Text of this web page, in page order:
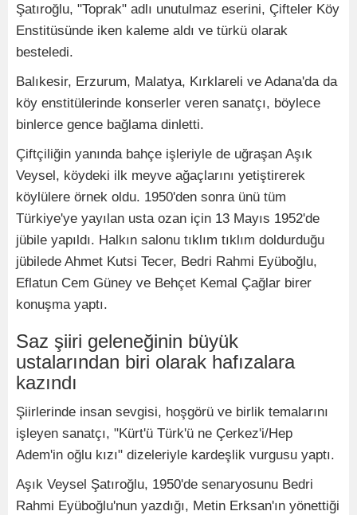
Şatıroğlu, "Toprak" adlı unutulmaz eserini, Çifteler Köy
Enstitüsünde iken kaleme aldı ve türkü olarak
besteledi.
Balıkesir, Erzurum, Malatya, Kırklareli ve Adana'da da
köy enstitülerinde konserler veren sanatçı, böylece
binlerce gence bağlama dinletti.
Çiftçiliğin yanında bahçe işleriyle de uğraşan Aşık
Veysel, köydeki ilk meyve ağaçlarını yetiştirerek
köylülere örnek oldu. 1950'den sonra ünü tüm
Türkiye'ye yayılan usta ozan için 13 Mayıs 1952'de
jübile yapıldı. Halkın salonu tıklım tıklım doldurduğu
jübilede Ahmet Kutsi Tecer, Bedri Rahmi Eyüboğlu,
Eflatun Cem Güney ve Behçet Kemal Çağlar birer
konuşma yaptı.
Saz şiiri geleneğinin büyük
ustalarından biri olarak hafızalara
kazındı
Şiirlerinde insan sevgisi, hoşgörü ve birlik temalarını
işleyen sanatçı, "Kürt'ü Türk'ü ne Çerkez'i/Hep
Adem'in oğlu kızı" dizeleriyle kardeşlik vurgusu yaptı.
Aşık Veysel Şatıroğlu, 1950'de senaryosunu Bedri
Rahmi Eyüboğlu'nun yazdığı, Metin Erksan'ın yönettiği